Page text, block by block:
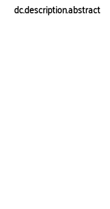
dc.description.abstract